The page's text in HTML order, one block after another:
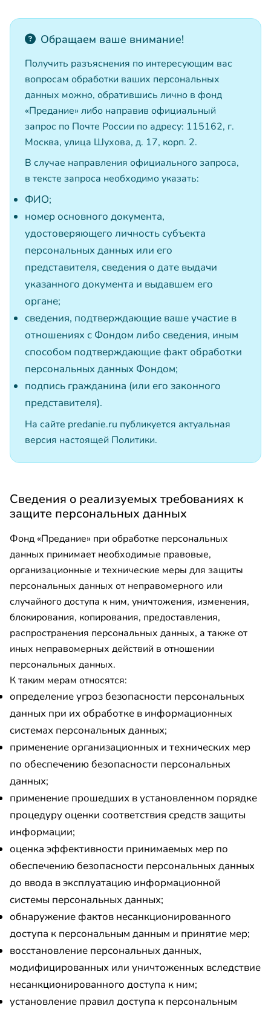
Обращаем ваше внимание!
Получить разъяснения по интересующим вас
вопросам обработки ваших персональных
данных можно, обратившись лично в фонд
«Предание» либо направив официальный
запрос по Почте России по адресу: 115162, г.
Москва, улица Шухова, д. 17, корп. 2.
В случае направления официального запроса,
в тексте запроса необходимо указать:
ФИО;
номер основного документа,
удостоверяющего личность субъекта
персональных данных или его
представителя, сведения о дате выдачи
указанного документа и выдавшем его
органе;
сведения, подтверждающие ваше участие в
отношениях с Фондом либо сведения, иным
способом подтверждающие факт обработки
персональных данных Фондом;
подпись гражданина (или его законного
представителя).
На сайте predanie.ru публикуется актуальная
версия настоящей Политики.
Сведения о реализуемых требованиях к
защите персональных данных
Фонд «Предание» при обработке персональных
данных принимает необходимые правовые,
организационные и технические меры для защиты
персональных данных от неправомерного или
случайного доступа к ним, уничтожения, изменения,
блокирования, копирования, предоставления,
распространения персональных данных, а также от
иных неправомерных действий в отношении
персональных данных.
К таким мерам относятся:
определение угроз безопасности персональных
данных при их обработке в информационных
системах персональных данных;
применение организационных и технических мер
по обеспечению безопасности персональных
данных;
применение прошедших в установленном порядке
процедуру оценки соответствия средств защиты
информации;
оценка эффективности принимаемых мер по
обеспечению безопасности персональных данных
до ввода в эксплуатацию информационной
системы персональных данных;
обнаружение фактов несанкционированного
доступа к персональным данным и принятие мер;
восстановление персональных данных,
модифицированных или уничтоженных вследствие
несанкционированного доступа к ним;
установление правил доступа к персональным